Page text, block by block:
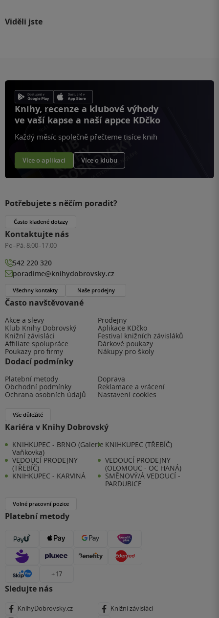
Viděli jste
Knihy, recenze a klubové výhody
ve vaší kapse a naší appce KDčko
Každý měsíc společně přečteme tisíce knih
Více o aplikaci Více o klubu
Často navštěvované
Akce a slevy
Prodejny
Klub Knihy Dobrovský
Aplikace KDčko
Knižní závisláci
Festival knižních závisláků
Affiliate spolupráce
Dárkové poukazy
Poukazy pro firmy
Nákupy pro školy
Dodací podmínky
Platební metody
Doprava
Obchodní podmínky
Reklamace a vrácení
Ochrana osobních údajů
Nastavení cookies
Vše důležité
Kariéra v Knihy Dobrovský
KNIHKUPEC - BRNO (Galerie
Vaňkovka)
KNIHKUPEC (TŘEBÍČ)
VEDOUCÍ PRODEJNY
(TŘEBÍČ)
VEDOUCÍ PRODEJNY
(OLOMOUC - OC HANÁ)
KNIHKUPEC - KARVINÁ
SMĚNOVÝ/Á VEDOUCÍ -
PARDUBICE
Volné pracovní pozice
Platební metody
+ 17
Sledujte nás
KnihyDobrovsky.cz
Knižní závisláci
Potřebujete s něčím poradit?
Často kladené dotazy
Kontaktujte nás
Po–Pá: 8:00–17:00
542 220 320
poradime@knihydobrovsky.cz
Všechny kontakty Naše prodejny